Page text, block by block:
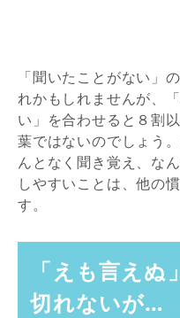
「聞いたことがない」
れかもしれませんが、
い」を合わせると８割
葉ではないのでしょう
んとなく聞き覚え、な
しやすいことは、他の
す。
「えも言え
切れないが…